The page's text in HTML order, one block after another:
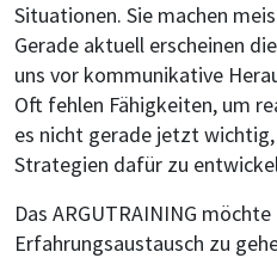
Situationen. Sie machen
Gerade aktuell erscheinen
uns vor kommunikative
Oft fehlen Fähigkeiten, um
es nicht gerade jetzt
Strategien dafür zu
Das ARGUTRAINING
Erfahrungsaustausch zu